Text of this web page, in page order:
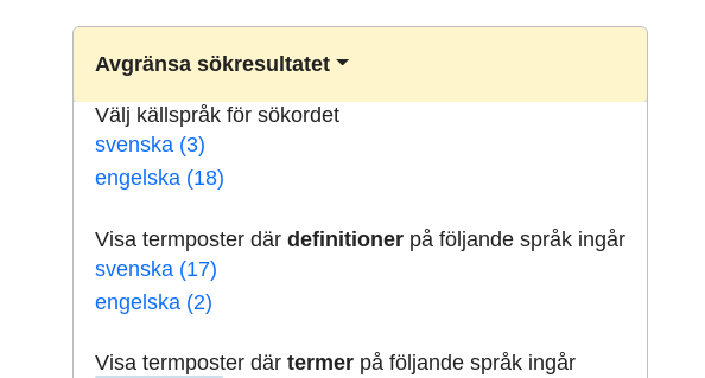
Avgränsa sökresultatet
Välj källspråk för sökordet
svenska (3)
engelska (18)
Visa termposter därdefinitioner på följande språk ingår
svenska (17)
engelska (2)
Visa termposter därtermer på följande språk ingår